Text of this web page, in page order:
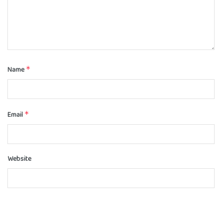
Name*
Email *
Website